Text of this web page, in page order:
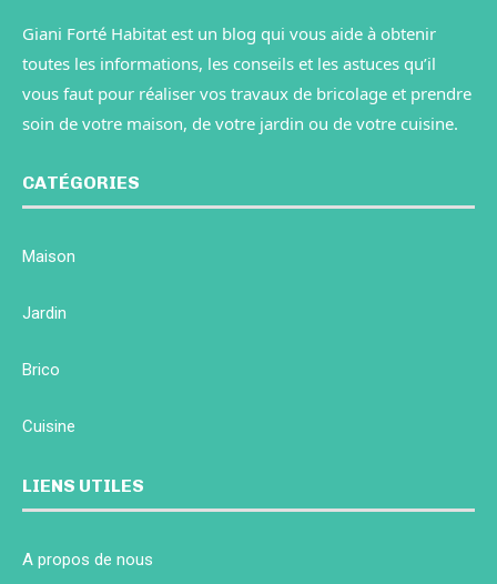
Giani Forté Habitat est un blog qui vous aide à obtenir
toutes les informations, les conseils et les astuces qu’il
vous faut pour réaliser vos travaux de bricolage et prendre
soin de votre maison, de votre jardin ou de votre cuisine.
CATÉGORIES
Maison
Jardin
Brico
Cuisine
LIENS UTILES
A propos de nous